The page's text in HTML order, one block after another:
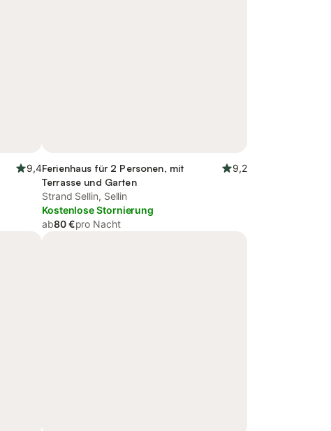
9,4Ferienhaus für 2 Personen, mit
Terrasse und Garten
9,2
Strand Sellin, Sellin
Kostenlose Stornierung
ab80 €pro Nacht